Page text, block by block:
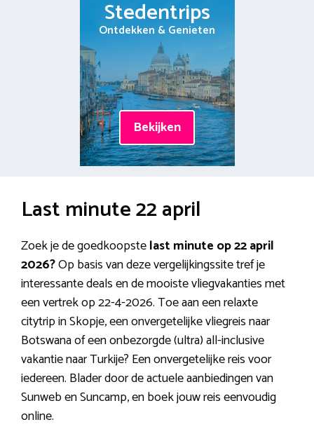
Stedentrips
Ontdekken & Genieten
Bekijken
Last minute 22 april
Zoek je de goedkoopstelast minute op 22 april
2026?Op basis van deze vergelijkingssite tref je
interessante deals en de mooiste vliegvakanties met
een vertrek op 22-4-2026. Toe aan een relaxte
citytrip in Skopje, een onvergetelijke vliegreis naar
Botswana of een onbezorgde (ultra) all-inclusive
vakantie naar Turkije? Een onvergetelijke reis voor
iedereen. Blader door de actuele aanbiedingen van
Sunweb en Suncamp, en boek jouw reis eenvoudig
online.